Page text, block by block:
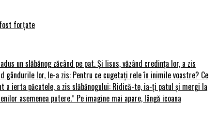
forțate
un slăbănog zăcând pe pat. Și Iisus, văzând credința lor, a zis
lor, le-a zis: Pentru ce cugetați rele în inimile voastre? Ce
a ierta păcatele, a zis slăbănogului: Ridică-te, ia-ți patul și mergi la
asemenea putere.” Pe imagine mai apare, lângă icoana